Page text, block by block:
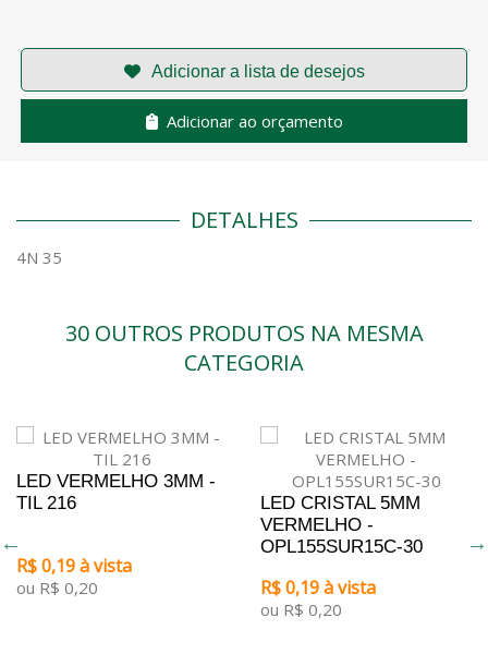
Adicionar ao orçamento
DETALHES
4N 35
30 OUTROS PRODUTOS NA MESMA
CATEGORIA
LED VERMELHO 3MM -
TIL 216
R$ 0,19 à vista
ou R$ 0,20
LED CRISTAL 5MM
VERMELHO -
OPL155SUR15C-30
R$ 0,19 à vista
ou R$ 0,20